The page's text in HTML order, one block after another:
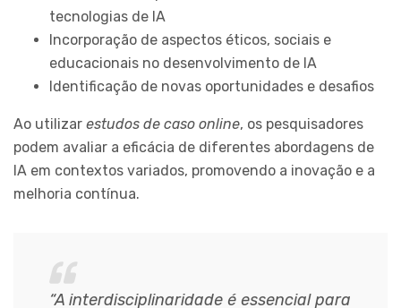
tecnologias de IA
Incorporação de aspectos éticos, sociais e
educacionais no desenvolvimento de IA
Identificação de novas oportunidades e desafios
Ao utilizar estudos de caso online, os pesquisadores
podem avaliar a eficácia de diferentes abordagens de
IA em contextos variados, promovendo a inovação e a
melhoria contínua.
“A interdisciplinaridade é essencial para